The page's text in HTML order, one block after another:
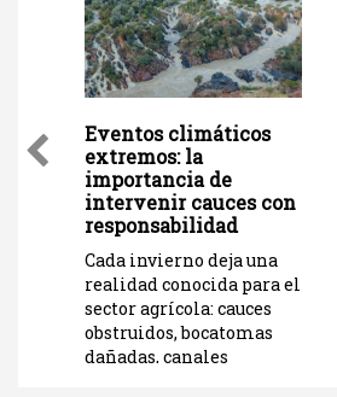
a
Eventos climáticos
extremos: la
importancia de
intervenir cauces con
responsabilidad
Cada invierno deja una
realidad conocida para el
sector agrícola: cauces
obstruidos, bocatomas
dañadas, canales